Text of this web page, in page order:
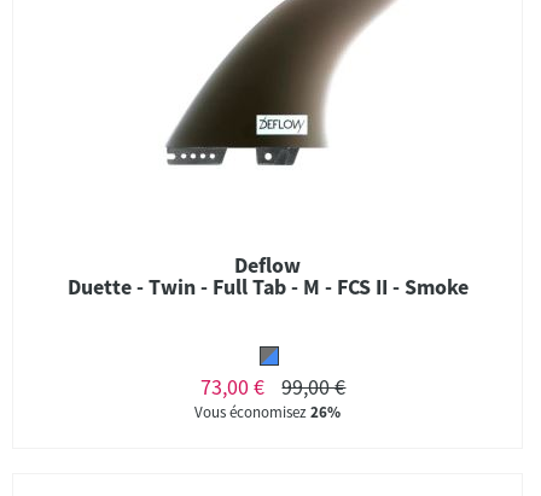
Deflow
Duette - Twin - Full Tab - M - FCS II - Smoke
73,00 € 99,00 €
Vous économisez26%